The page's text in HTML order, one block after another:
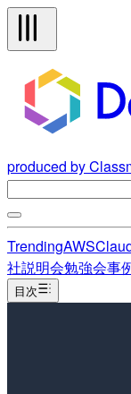
produced by
TrendingAWS
社説明会勉強会事
目次